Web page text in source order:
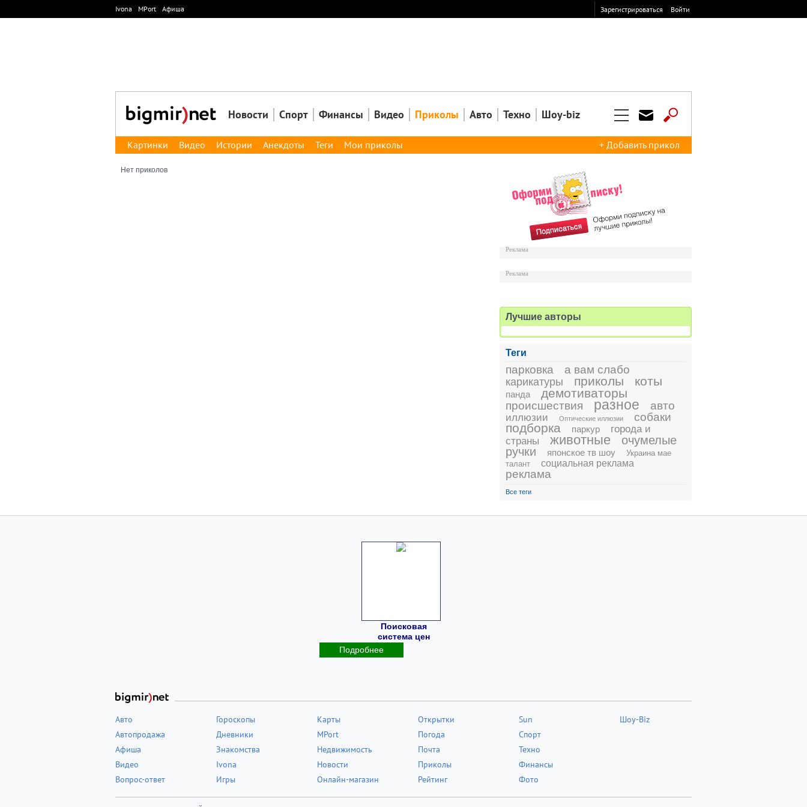
Закрыть
Ivona MPort Афиша Зарегистрироваться Войти
Новости Спорт Финансы Видео Приколы Авто Техно Шоу-biz
Картинки Видео Истории Анекдоты Теги Мои приколы + Добавить прикол
Нет приколов
Реклама
Реклама
Лучшие авторы
Теги
парковка а вам слабо
карикатуры приколы коты
панда демотиваторы
происшествия разное авто
иллюзии Оптические иллюзии собаки
подборка паркур
города и
страны
животные
очумелые
ручки
японское тв шоу
Украина мае
талант
социальная реклама
реклама
Все теги
Поисковая
система цен
Подробнее
Авто
Автопродажа
Афиша
Видео
Вопрос-ответ
Гороскопы
Дневники
Знакомства
Ivona
Игры
Карты
MPort
Недвижимость
Новости
Онлайн-магазин
Открытки
Погода
Почта
Приколы
Рейтинг
Sun
Спорт
Техно
Финансы
Фото
Шоу-Biz